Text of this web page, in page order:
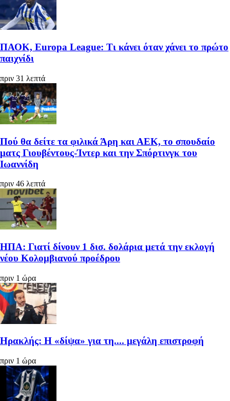
ΠΑΟΚ, Europa League: Τι κάνει όταν χάνει το πρώτο
παιχνίδι
πριν 31 λεπτά
Πού θα δείτε τα φιλικά Άρη και ΑΕΚ, το σπουδαίο
ματς Γιουβέντους-Ίντερ και την Σπόρτινγκ του
Ιωαννίδη
πριν 46 λεπτά
ΗΠΑ: Γιατί δίνουν 1 δισ. δολάρια μετά την εκλογή
νέου Κολομβιανού προέδρου
πριν 1 ώρα
Ηρακλής: Η «δίψα» για τη.... μεγάλη επιστροφή
πριν 1 ώρα